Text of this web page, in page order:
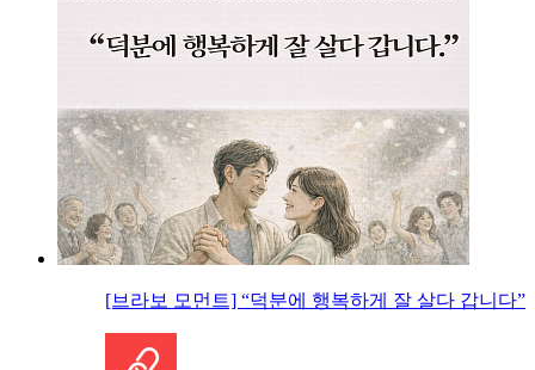
[브라보 모먼트] “덕분에 행복하게 잘 살다 갑니다”